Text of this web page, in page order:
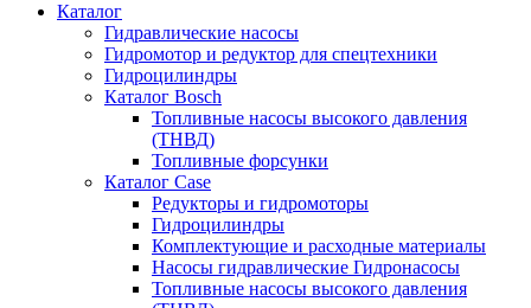
Каталог
Гидравлические насосы
Гидромотор и редуктор для спецтехники
Гидроцилиндры
Каталог Bosch
Топливные насосы высокого давления
(ТНВД)
Топливные форсунки
Каталог Case
Редукторы и гидромоторы
Гидроцилиндры
Комплектующие и расходные материалы
Насосы гидравлические Гидронасосы
Топливные насосы высокого давления